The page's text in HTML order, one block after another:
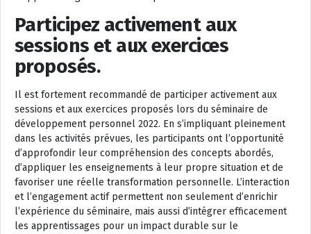
Participez activement aux
sessions et aux exercices
proposés.
Il est fortement recommandé de participer activement aux
sessions et aux exercices proposés lors du séminaire de
développement personnel 2022. En s’impliquant pleinement
dans les activités prévues, les participants ont l’opportunité
d’approfondir leur compréhension des concepts abordés,
d’appliquer les enseignements à leur propre situation et de
favoriser une réelle transformation personnelle. L’interaction
et l’engagement actif permettent non seulement d’enrichir
l’expérience du séminaire, mais aussi d’intégrer efficacement
les apprentissages pour un impact durable sur le